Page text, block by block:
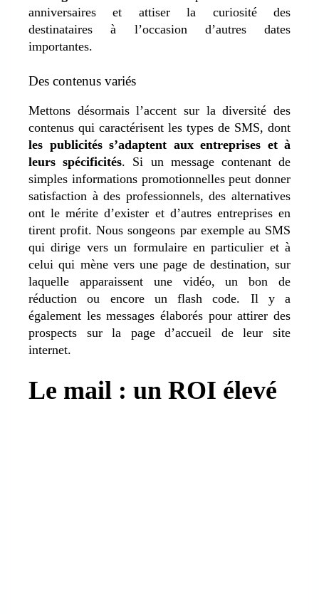
anniversaires et attiser la curiosité des
destinataires à l’occasion d’autres dates
importantes.
Des contenus variés
Mettons désormais l’accent sur la diversité des
contenus qui caractérisent les types de SMS, dont
les publicités s’adaptent aux entreprises et à
leurs spécificités. Si un message contenant de
simples informations promotionnelles peut donner
satisfaction à des professionnels, des alternatives
ont le mérite d’exister et d’autres entreprises en
tirent profit. Nous songeons par exemple au SMS
qui dirige vers un formulaire en particulier et à
celui qui mène vers une page de destination, sur
laquelle apparaissent une vidéo, un bon de
réduction ou encore un flash code. Il y a
également les messages élaborés pour attirer des
prospects sur la page d’accueil de leur site
internet.
Le mail : un ROI élevé